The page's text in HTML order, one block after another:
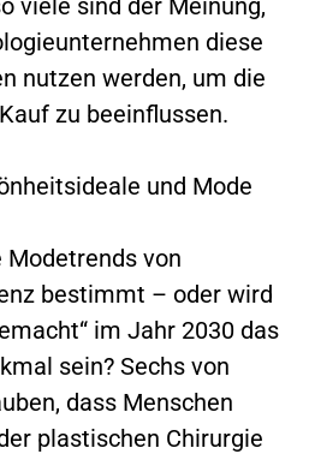
viele sind der Meinung,
diese
nutzen werden, um die
zu beeinflussen.
und Mode
von
bestimmt – oder wird
im Jahr 2030 das
sein? Sechs von
dass Menschen
plastischen Chirurgie